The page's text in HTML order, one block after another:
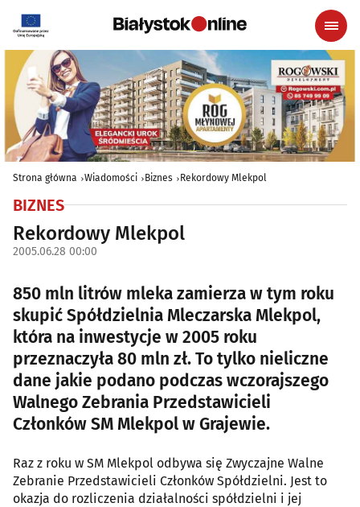
Strona główna Wiadomości Biznes Rekordowy Mlekpol
BIZNES
Rekordowy Mlekpol
2005.06.28 00:00
850 mln litrów mleka zamierza w tym roku
skupić Spółdzielnia Mleczarska Mlekpol,
która na inwestycje w 2005 roku
przeznaczyła 80 mln zł. To tylko nieliczne
dane jakie podano podczas wczorajszego
Walnego Zebrania Przedstawicieli
Członków SM Mlekpol w Grajewie.
Raz z roku w SM Mlekpol odbywa się Zwyczajne Walne
Zebranie Przedstawicieli Członków Spółdzielni. Jest to
okazja do rozliczenia działalności spółdzielni i jej